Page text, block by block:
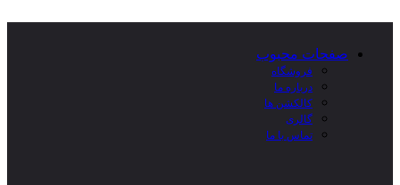
صفحات محبوب
فروشگاه
درباره ما
کالکشن ها
گالری
تماس با ما